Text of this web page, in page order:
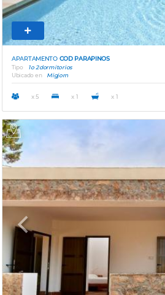
APARTAMENTO COD PARAPINOS
Tipo
1 o 2 dormitorios
Ubicado en
Migjorn
x 5 x 1 x 1
Previous